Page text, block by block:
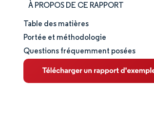
À PROPOS DE CE RAPPORT
Taille et part de marché
Analyse du marché
Tendances et perspectives
Table des matières
Portée et méthodologie
Questions fréquemment posées